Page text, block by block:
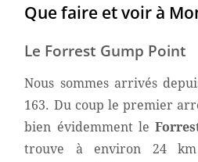
Que faire et voir à
Le Forrest Gump Point
Nous sommes arrivés
163. Du coup le premier
bien évidemment le
trouve à environ 24